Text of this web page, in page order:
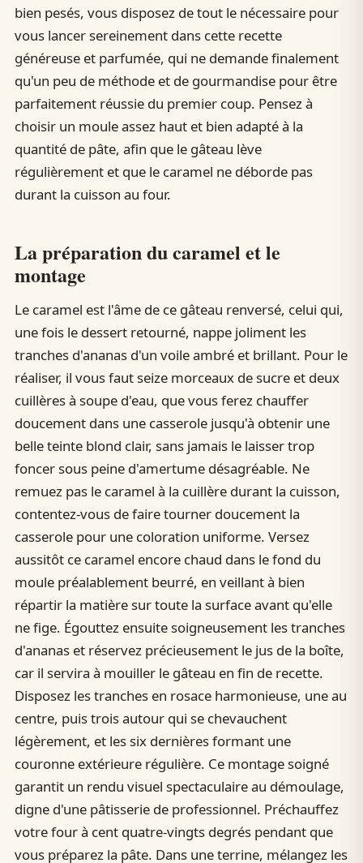
bien pesés, vous disposez de tout le nécessaire pour
vous lancer sereinement dans cette recette
généreuse et parfumée, qui ne demande finalement
qu'un peu de méthode et de gourmandise pour être
parfaitement réussie du premier coup. Pensez à
choisir un moule assez haut et bien adapté à la
quantité de pâte, afin que le gâteau lève
régulièrement et que le caramel ne déborde pas
durant la cuisson au four.
La préparation du caramel et le
montage
Le caramel est l'âme de ce gâteau renversé, celui qui,
une fois le dessert retourné, nappe joliment les
tranches d'ananas d'un voile ambré et brillant. Pour le
réaliser, il vous faut seize morceaux de sucre et deux
cuillères à soupe d'eau, que vous ferez chauffer
doucement dans une casserole jusqu'à obtenir une
belle teinte blond clair, sans jamais le laisser trop
foncer sous peine d'amertume désagréable. Ne
remuez pas le caramel à la cuillère durant la cuisson,
contentez-vous de faire tourner doucement la
casserole pour une coloration uniforme. Versez
aussitôt ce caramel encore chaud dans le fond du
moule préalablement beurré, en veillant à bien
répartir la matière sur toute la surface avant qu'elle
ne fige. Égouttez ensuite soigneusement les tranches
d'ananas et réservez précieusement le jus de la boîte,
car il servira à mouiller le gâteau en fin de recette.
Disposez les tranches en rosace harmonieuse, une au
centre, puis trois autour qui se chevauchent
légèrement, et les six dernières formant une
couronne extérieure régulière. Ce montage soigné
garantit un rendu visuel spectaculaire au démoulage,
digne d'une pâtisserie de professionnel. Préchauffez
votre four à cent quatre-vingts degrés pendant que
vous préparez la pâte. Dans une terrine, mélangez les